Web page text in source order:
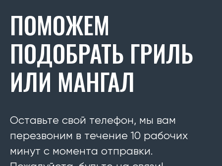
ПОМОЖЕМ
ПОДОБРАТЬ ГРИЛЬ
ИЛИ МАНГАЛ
Оставьте свой телефон, мы вам
перезвоним в течение 10 рабочих
минут с момента отправки.